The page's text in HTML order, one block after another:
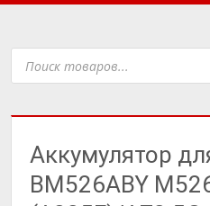
Поиск
товаров
Аккумулятор
BM526ABY